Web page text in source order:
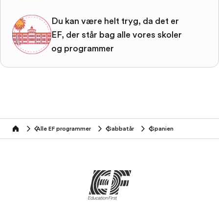
Du kan være helt tryg, da det er
EF, der står bag alle vores skoler
og programmer
home Alle EF programmer Sabbatår Spanien